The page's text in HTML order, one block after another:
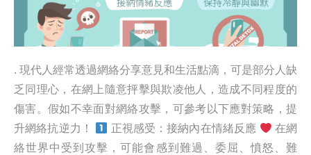
. 現代人經常透過網絡分享意見和生活點滴，可是部分人缺
乏同理心，在網上隨意抨擊與欺凌他人，造成不同程度的
傷害。假如不幸面對網絡攻擊，可參考以下應對策略，提
升網絡抗逆力！
正視感受：接納內在情緒反應
在網
絡世界中受到攻擊，可能會感到難過、委屈、憤怒、難